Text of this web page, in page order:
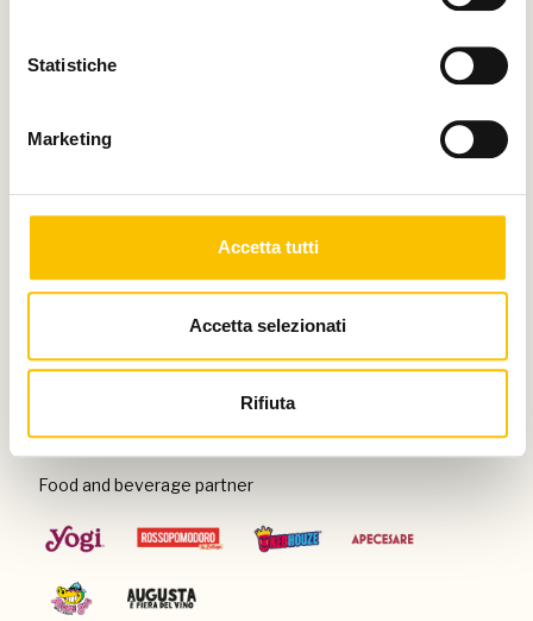
Statistiche
Marketing
Accetta tutti
Accetta selezionati
Rifiuta
Con il patrocinio di
Food and beverage partner